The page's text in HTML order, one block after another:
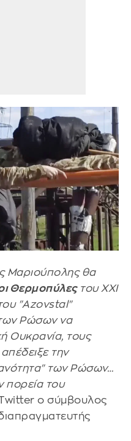
Μαριούπολης θα
Θερμοπύλεςτου XXI
"Azovstal"
Ρώσων να
Ουκρανία, τους
την
των Ρώσων…
πορεία του
ο σύμβουλος